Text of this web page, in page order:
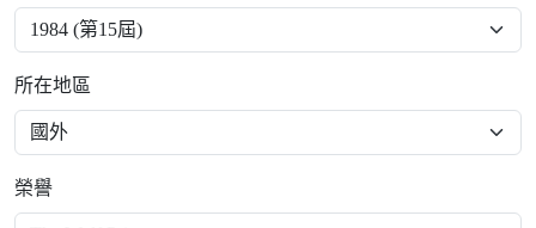
所在地區
榮譽